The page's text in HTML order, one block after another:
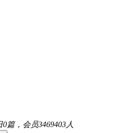
篇，会员3469403人